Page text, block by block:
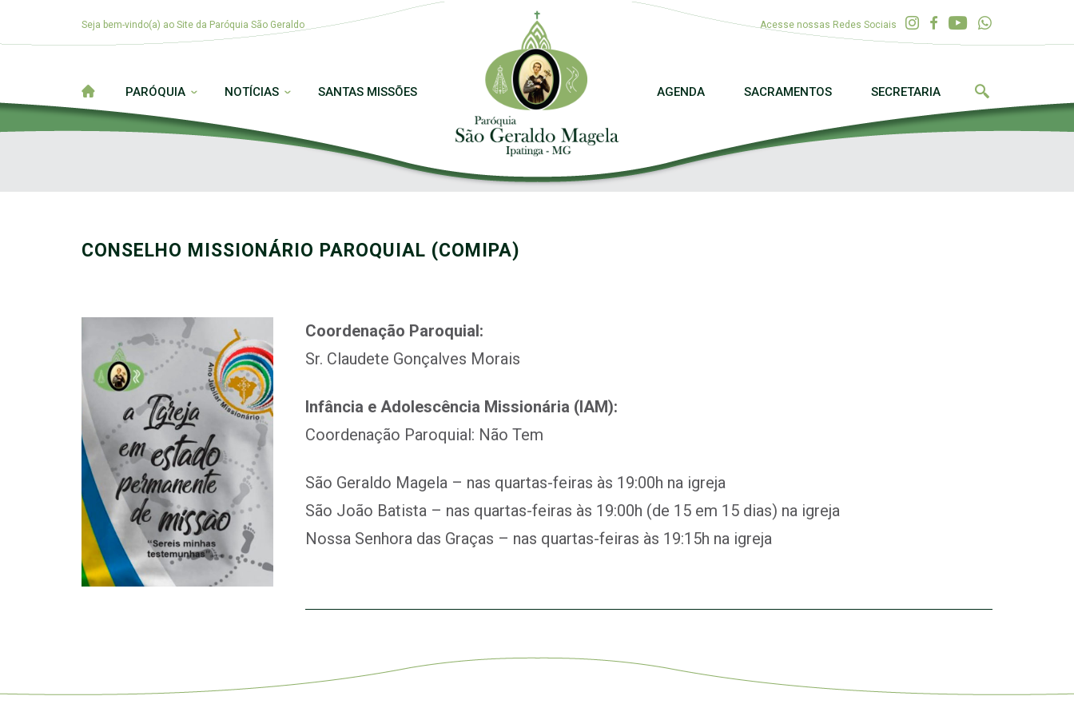
Seja bem-vindo(a) ao Site da Paróquia São Geraldo Acesse nossas Redes Sociais
PARÓQUIA NOTÍCIAS SANTAS MISSÕES AGENDA SACRAMENTOS SECRETARIA
CONSELHO MISSIONÁRIO PAROQUIAL (COMIPA)
Coordenação Paroquial:
Sr. Claudete Gonçalves Morais
Infância e Adolescência Missionária (IAM):
Coordenação Paroquial: Não Tem
São Geraldo Magela – nas quartas-feiras às 19:00h na igreja
São João Batista – nas quartas-feiras às 19:00h (de 15 em 15 dias) na igreja
Nossa Senhora das Graças – nas quartas-feiras às 19:15h na igreja